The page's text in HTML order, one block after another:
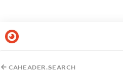
CAHEADER.SEARCH